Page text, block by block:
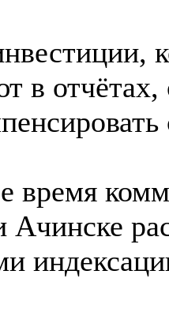
в
время
Ачинске